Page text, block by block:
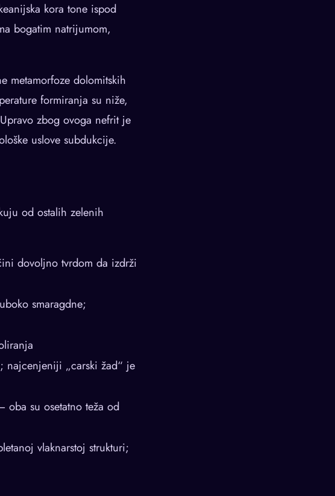
kora tone ispod
bogatim natrijumom,
dolomitskih
formiranja su niže,
zbog ovoga nefrit je
uslove subdukcije.
od ostalih zelenih
dovoljno tvrdom da izdrži
smaragdne;
„carski žad“ je
su osetatno teža od
vlaknarstoj strukturi;